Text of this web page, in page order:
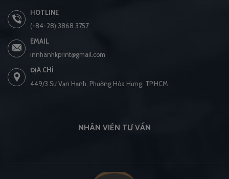
HOTLINE
(+84-28) 3868 3757
EMAIL
innhanhkprint@gmail.com
ĐỊA CHỈ
449/3 Sư Vạn Hạnh, Phường Hòa Hưng, TP.HCM
NHÂN VIÊN TƯ VẤN